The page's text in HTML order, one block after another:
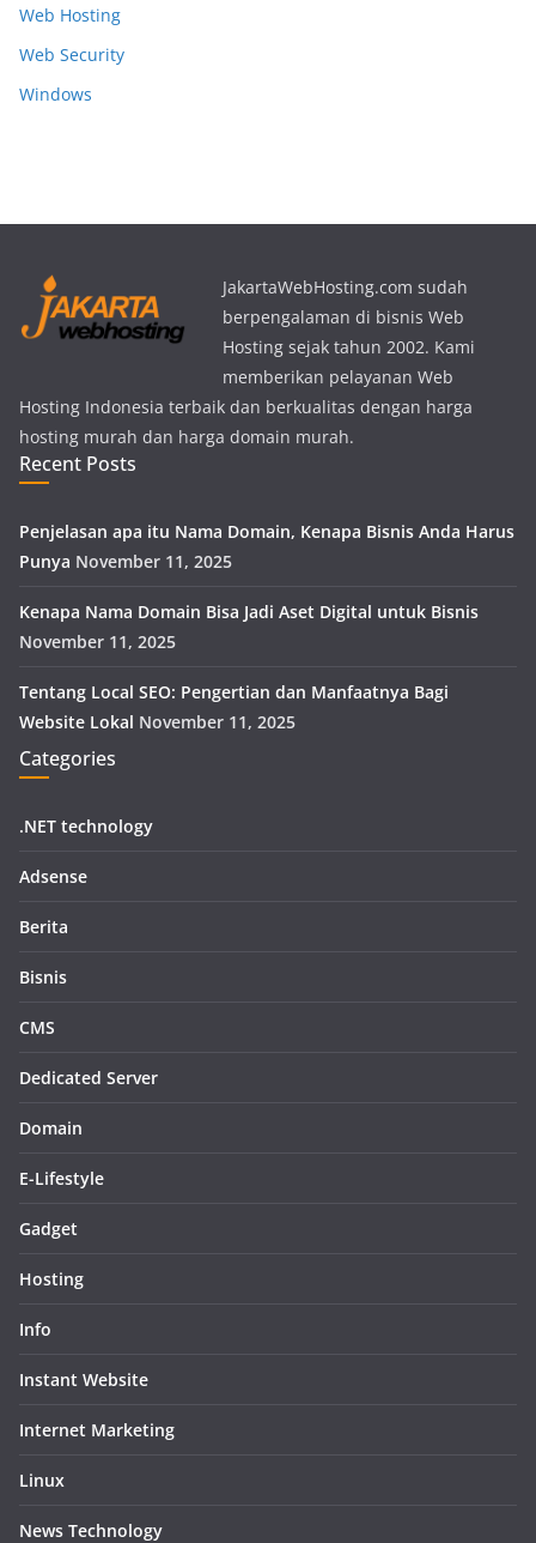
Web Hosting
Web Security
Windows
JakartaWebHosting.com sudah
berpengalaman di bisnis Web
Hosting sejak tahun 2002. Kami
memberikan pelayanan Web
Hosting Indonesia terbaik dan berkualitas dengan harga
hosting murah dan harga domain murah.
Recent Posts
Penjelasan apa itu Nama Domain, Kenapa Bisnis Anda Harus
Punya November 11, 2025
Kenapa Nama Domain Bisa Jadi Aset Digital untuk Bisnis
November 11, 2025
Tentang Local SEO: Pengertian dan Manfaatnya Bagi
Website Lokal November 11, 2025
Categories
.NET technology
Adsense
Berita
Bisnis
CMS
Dedicated Server
Domain
E-Lifestyle
Gadget
Hosting
Info
Instant Website
Internet Marketing
Linux
News Technology